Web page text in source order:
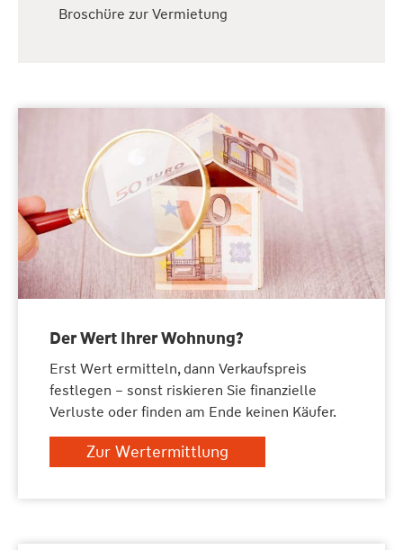
Broschüre zur Vermietung
Der Wert Ihrer Wohnung?
Erst Wert ermitteln, dann Verkaufspreis
festlegen – sonst riskieren Sie finanzielle
Verluste oder finden am Ende keinen Käufer.
Zur Wertermittlung